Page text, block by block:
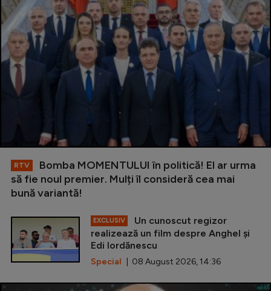
RTV
Bomba MOMENTULUI în politică! El ar urma
să fie noul premier. Mulți îl consideră cea mai
bună variantă!
EXCLUSIV
Un cunoscut regizor
realizează un film despre Anghel și
Edi Iordănescu
Special | 08 August 2026, 14:36